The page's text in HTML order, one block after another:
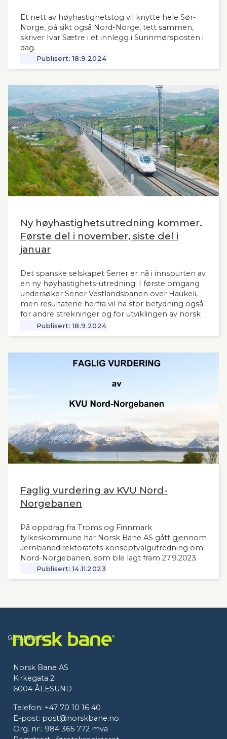
Et nett av høyhastighetstog vil knytte hele Sør-
Norge, på sikt også Nord-Norge, tett sammen,
skriver Ivar Sætre i et innlegg i Sunnmørsposten i
dag.
Publisert: 18.9.2024
Ny høyhastighetsutredning kommer.
Første del i november, siste del i
januar
Det spanske selskapet Sener er nå i innspurten av
en ny høyhastighets-utredning. I første omgang
undersøker Sener Vestlandsbanen over Haukeli,
men resultatene herfra vil ha stor betydning også
for andre strekninger og for utviklingen av norsk
jernbane generelt. Norsk Bane, er oppdragsgiver
for utredningen.
Publisert: 18.9.2024
Faglig vurdering av KVU Nord-
Norgebanen
På oppdrag fra Troms og Finnmark
fylkeskommune har Norsk Bane AS gått gjennom
Jernbanedirektoratets konseptvalgutredning om
Nord-Norgebanen, som ble lagt fram 27.9.2023.
Publisert: 14.11.2023
Gå til toppen
Norsk Bane AS
Kirkegata 2
6004 ÅLESUND
Telefon: +47 70 10 16 40
E-post: post@norskbane.no
Org. nr.: 984 365 772 mva